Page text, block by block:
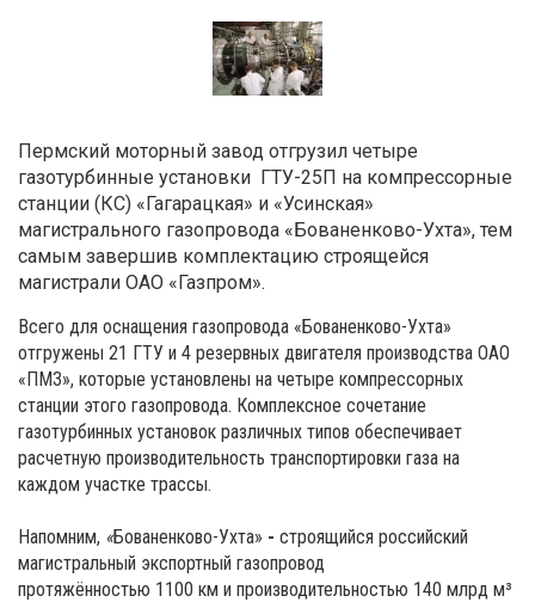
Пермский моторный завод отгрузил четыре
газотурбинные установки ГТУ-25П на компрессорные
станции (КС) «Гагарацкая» и «Усинская»
магистрального газопровода «Бованенково-Ухта», тем
самым завершив комплектацию строящейся
магистрали ОАО «Газпром».
Всего для оснащения газопровода «Бованенково-Ухта»
отгружены 21 ГТУ и 4 резервных двигателя производства ОАО
«ПМЗ», которые установлены на четыре компрессорных
станции этого газопровода. Комплексное сочетание
газотурбинных установок различных типов обеспечивает
расчетную производительность транспортировки газа на
каждом участке трассы.
Напомним, «Бованенково-Ухта» - строящийся российский
магистральный экспортный газопровод
протяжённостью 1100 км и производительностью 140 млрд м³